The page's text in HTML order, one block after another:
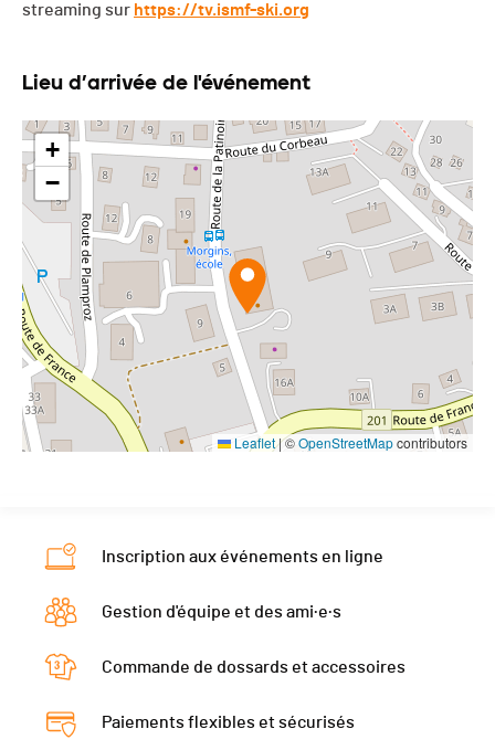
streaming sur https://tv.ismf-ski.org
Lieu d’arrivée de l'événement
+
−
Leaflet|©OpenStreetMapcontributors
Inscription aux événements en ligne
Gestion d'équipe et des ami·e·s
Commande de dossards et accessoires
Paiements flexibles et sécurisés